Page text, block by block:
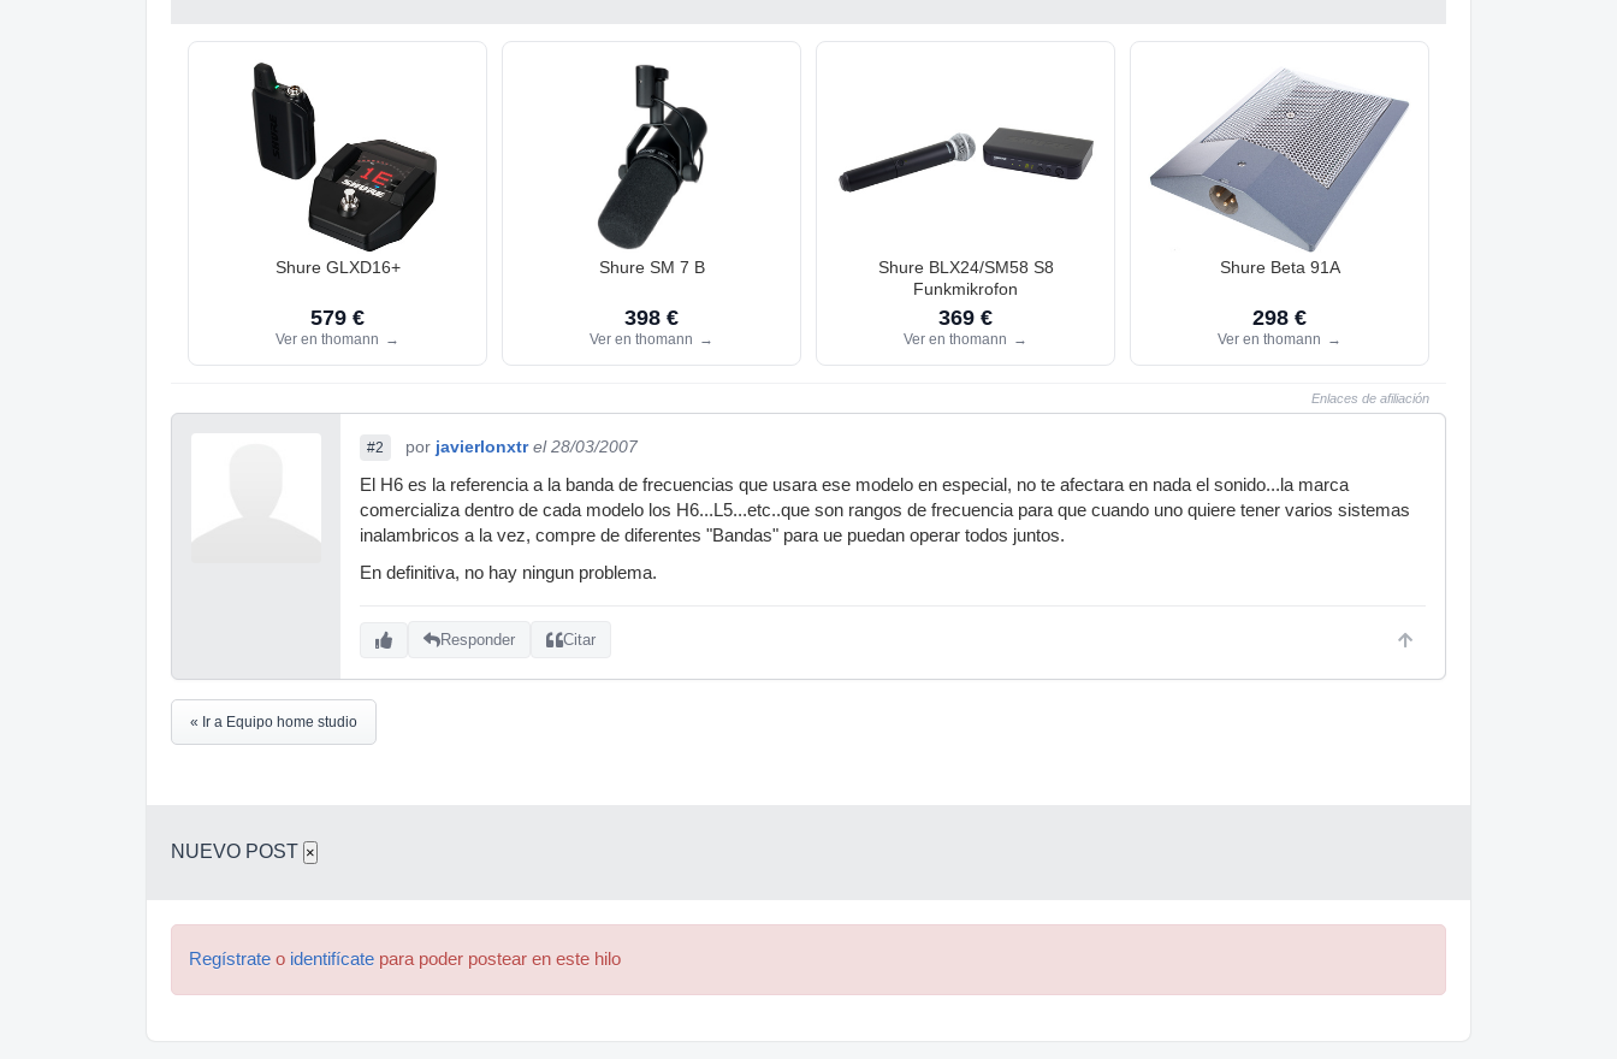
Shure GLXD16+
579 €
Ver en thomann →
Shure SM 7 B
398 €
Ver en thomann →
Shure BLX24/SM58 S8
Funkmikrofon
369 €
Ver en thomann →
Shure Beta 91A
298 €
Ver en thomann →
Enlaces de afiliación
#2 por javierlonxtr el 28/03/2007
El H6 es la referencia a la banda de frecuencias que usara ese modelo en especial, no te afectara en nada el sonido...la marca
comercializa dentro de cada modelo los H6...L5...etc..que son rangos de frecuencia para que cuando uno quiere tener varios sistemas
inalambricos a la vez, compre de diferentes "Bandas" para ue puedan operar todos juntos.
En definitiva, no hay ningun problema.
Responder Citar
« Ir a Equipo home studio
NUEVO POST ×
Regístrate o identifícate para poder postear en este hilo